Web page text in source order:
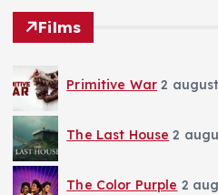
Films
Primitive War 2
The Last House 2
The Color Purple 2